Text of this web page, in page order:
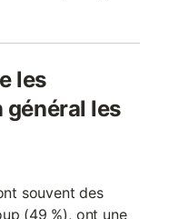
les
général les
souvent des
(49 %), ont une